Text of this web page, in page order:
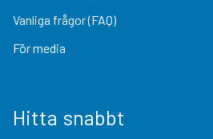
Vanliga frågor (FAQ)
För media
Hitta snabbt